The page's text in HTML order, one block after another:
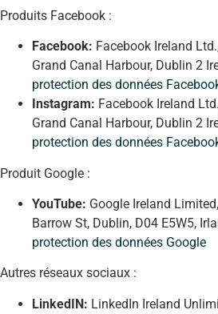
Produits Facebook :
Facebook: Facebook Ireland
Grand Canal Harbour, Dublin 2
protection des données
Instagram: Facebook Ireland
Grand Canal Harbour, Dublin 2
protection des données
Produit Google :
YouTube: Google Ireland
Barrow St, Dublin, D04 E5W5,
protection des données Google
Autres réseaux sociaux :
LinkedIN: LinkedIn Ireland